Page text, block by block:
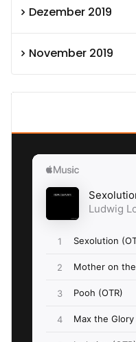
Dezember 2019
November 2019